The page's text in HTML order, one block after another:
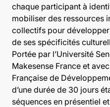
chaque participant à
mobiliser des ressources
collectifs pour
de ses spécificités
Portée par l’Université
Makesense France et
Française de
d’une durée de 30 jours
séquences en présentiel